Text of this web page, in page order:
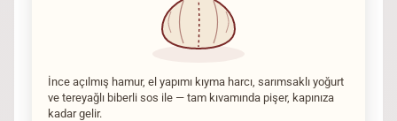
İnce açılmış hamur, el yapımı kıyma harcı, sarımsaklı yoğurt
ve tereyağlı biberli sos ile — tam kıvamında pişer, kapınıza
kadar gelir.